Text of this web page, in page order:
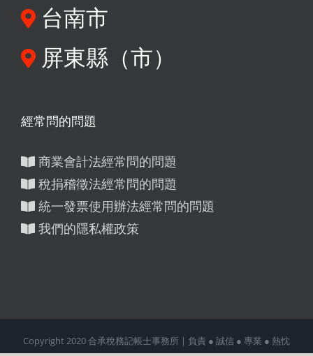
台南市
屏東縣（市）
經常問的問題
商業會計法經常問的問題
稅捐稽徵法經常問的問題
統一發票使用辦法經常問的問題
我們的隱私權政策
Copyright 2020 合承稅務記帳士事務所 | 負責 ● 誠信 ● 專業 ● 熱忱